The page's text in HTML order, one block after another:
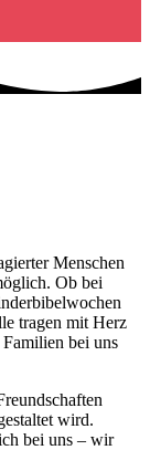
Menschen
Ob bei
tragen mit Herz
bei uns
wird.
bei uns – wir